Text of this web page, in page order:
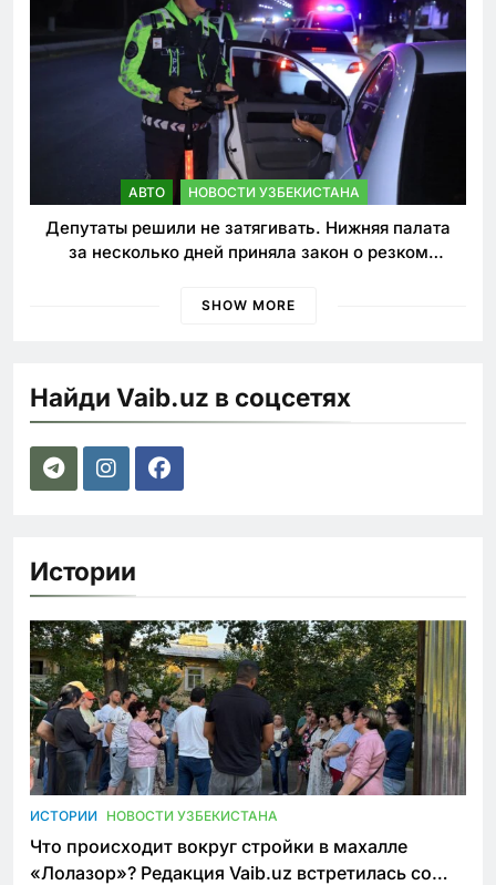
АВТО НОВОСТИ УЗБЕКИСТАНА
Депутаты решили не затягивать. Нижняя палата
за несколько дней приняла закон о резком
SHOW MORE
Найди Vaib.uz в соцсетях
Истории
ИСТОРИИ НОВОСТИ УЗБЕКИСТАНА
Что происходит вокруг стройки в махалле
«Лолазор»? Редакция Vaib.uz встретилась со